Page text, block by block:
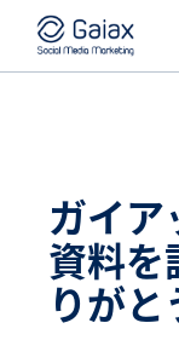
ガイア
資料を
りがと